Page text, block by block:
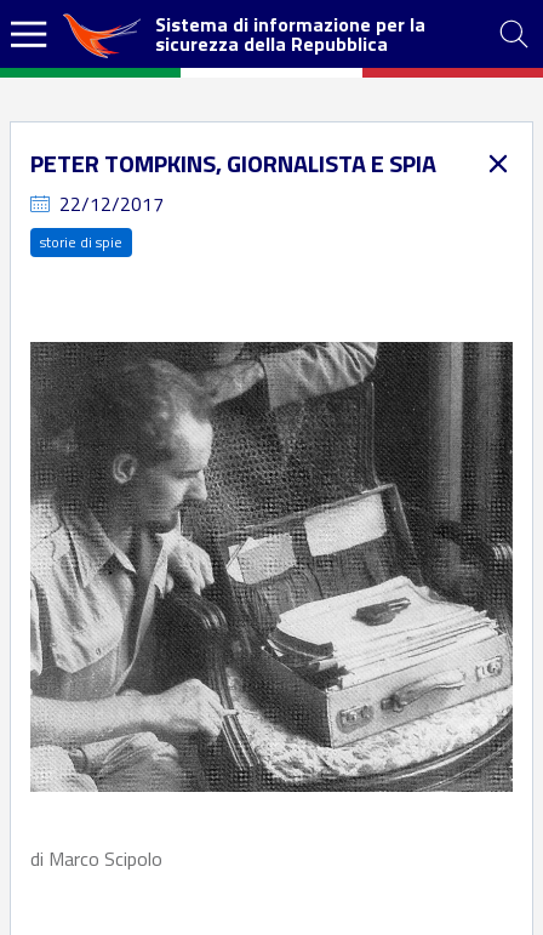
Sistema di informazione per la
sicurezza della Repubblica
PETER TOMPKINS, GIORNALISTA E SPIA
22/12/2017
storie di spie
di Marco Scipolo